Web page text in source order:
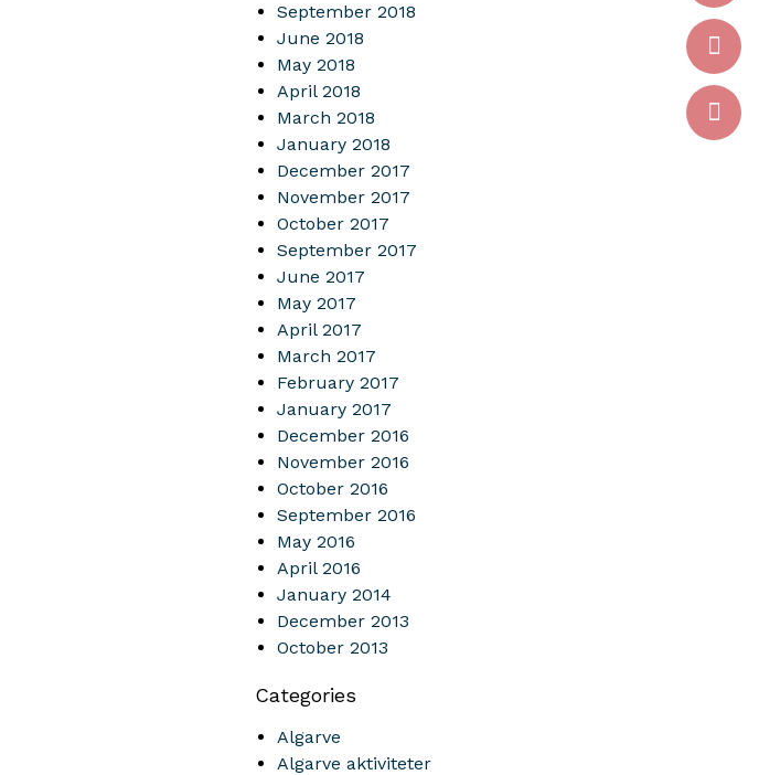
September 2018
June 2018
May 2018
April 2018
March 2018
January 2018
December 2017
November 2017
October 2017
September 2017
June 2017
May 2017
April 2017
March 2017
February 2017
January 2017
December 2016
November 2016
October 2016
September 2016
May 2016
April 2016
January 2014
December 2013
October 2013
Categories
Algarve
Algarve aktiviteter